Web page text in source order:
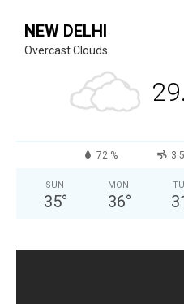
NEW DELHI
Overcast Clouds
72 %
SUN
35°
MON
36°